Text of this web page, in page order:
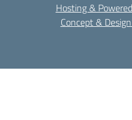
Hosting &
Concept &